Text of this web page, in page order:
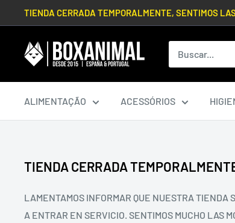
directamente
contenido
TIENDA CERRADA TEMPORALMENTE, SENTIMOS
BOXANIMAL
ALIMENTAÇÃO ACESSÓRIOS
TIENDA CERRADA
LAMENTAMOS INFORMAR QUE NUESTRA
A ENTRAR EN SERVICIO. SENTIMOS MUCHO LAS